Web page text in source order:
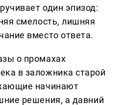
один эпизод:
смелость, лишняя
вместо ответа.
о промахах
в заложника старой
начинают
решения, а давний